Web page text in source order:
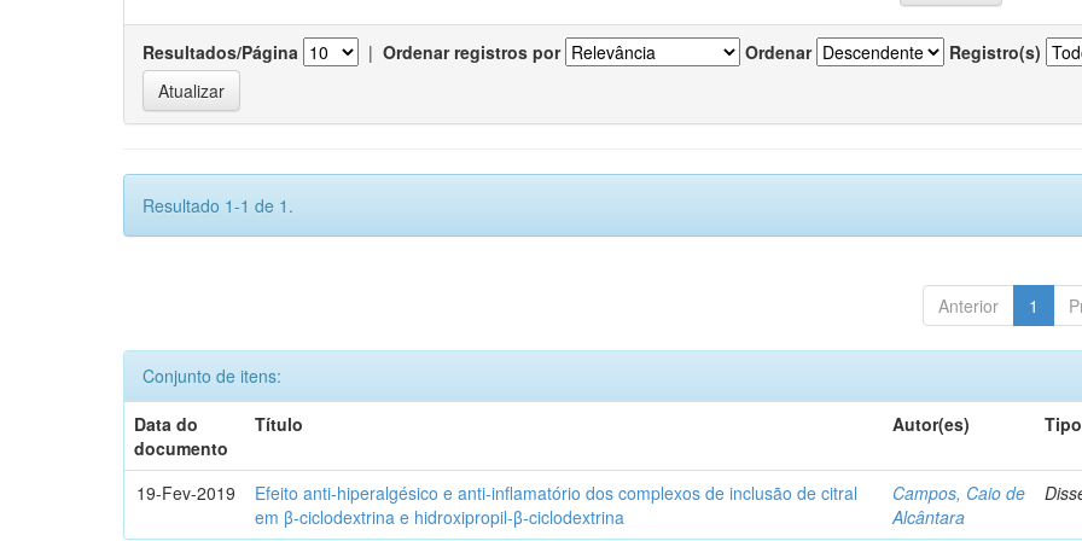
Resultados/Página | Ordenar registros por Ordenar Registro(s)
Resultado 1-1 de 1.
Anterior 1
Conjunto de itens:
Data do
documento
Título Autor(es) Tipo
19-Fev-2019
Efeito anti-hiperalgésico e anti-inflamatório dos complexos de inclusão de citral
em β-ciclodextrina e hidroxipropil-β-ciclodextrina
Campos, Caio de
Alcântara